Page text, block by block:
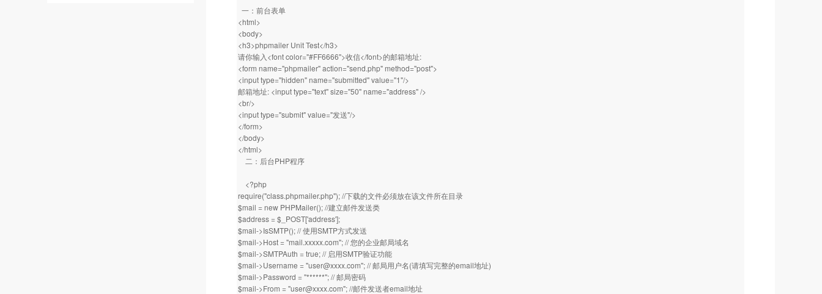
一：前台表单
<html>
<body>
<h3>phpmailer Unit Test</h3>
请你输入<font color="#FF6666">收信</font>的邮箱地址:
<form name="phpmailer" action="send.php" method="post">
<input type="hidden" name="submitted" value="1"/>
邮箱地址: <input type="text" size="50" name="address" />
<br/>
<input type="submit" value="发送"/>
</form>
</body>
</html>
二：后台PHP程序
<?php
require("class.phpmailer.php"); //下载的文件必须放在该文件所在目录
$mail = new PHPMailer(); //建立邮件发送类
$address = $_POST['address'];
$mail->IsSMTP(); // 使用SMTP方式发送
$mail->Host = "mail.xxxxx.com"; // 您的企业邮局域名
$mail->SMTPAuth = true; // 启用SMTP验证功能
$mail->Username = "user@xxxx.com"; // 邮局用户名(请填写完整的email地址)
$mail->Password = "******"; // 邮局密码
$mail->From = "user@xxxx.com"; //邮件发送者email地址